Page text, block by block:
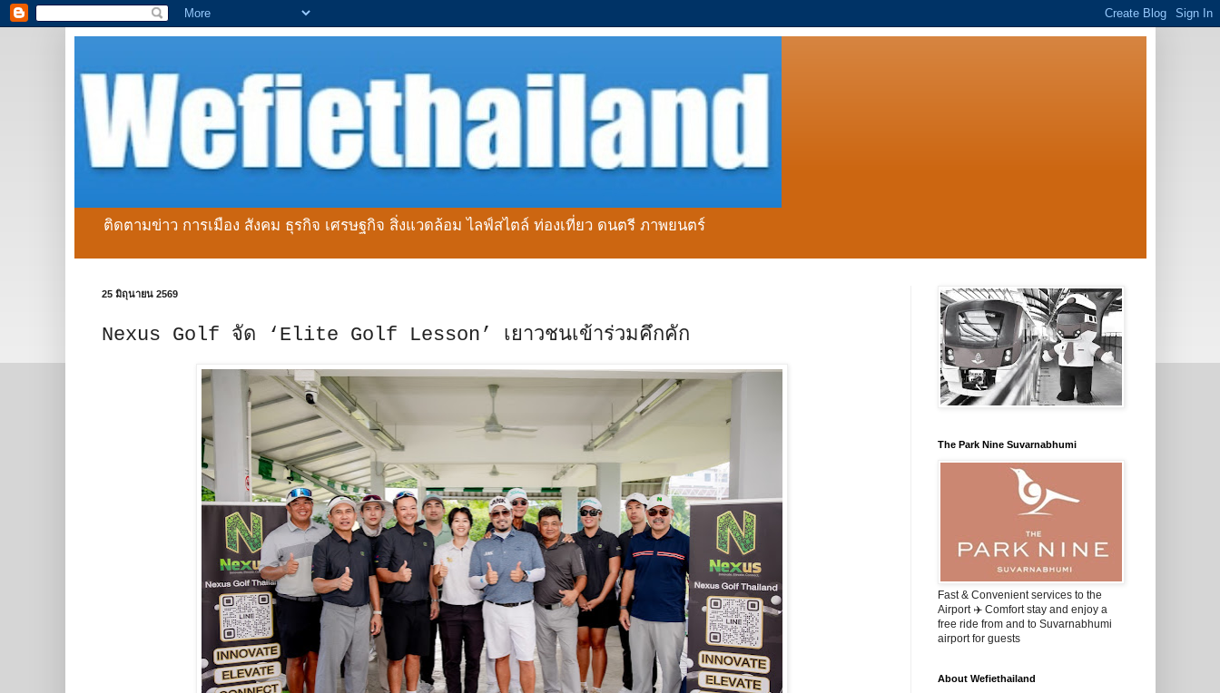
ติดตามข่าว การเมือง สังคม ธุรกิจ เศรษฐกิจ สิ่งแวดล้อม ไลฟ์สไตล์ ท่องเที่ยว ดนตรี ภาพยนตร์
25 มิถุนายน 2569
Nexus Golf จัด ‘Elite Golf Lesson’ เยาวชนเข้าร่วมคึกคัก
The Park Nine Suvarnabhumi
Fast & Convenient services to the
Airport ✈️ Comfort stay and enjoy a
free ride from and to Suvarnabhumi
airport for guests
About Wefiethailand